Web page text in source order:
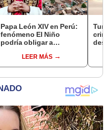
Papa León XIV en Perú:
fenómeno El Niño
podría obligar a
surge una emergencia
LEER MÁS